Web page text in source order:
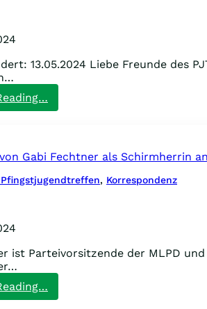
13.05.2024 Liebe Freunde des
Infos
zur
Übernachtung
auf
dem
Pfingstjugendtreffen, Korrespondenz
ist Parteivorsitzende der MLPD
Grußwort